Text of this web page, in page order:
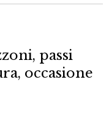
passi
occasione